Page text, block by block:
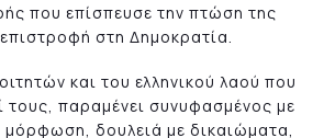
που επίσπευσε την πτώση της
στη Δημοκρατία.
και του ελληνικού λαού που
τους, παραμένει συνυφασμένος με
μόρφωση, δουλειά με δικαιώματα,